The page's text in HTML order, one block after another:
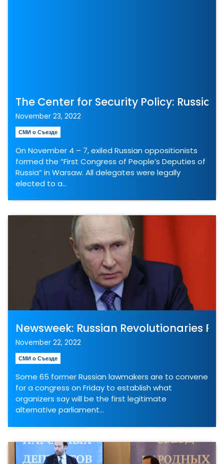
The Center for Security Policy:
November 23, 2022
СМИ о Съезде
On November 4 – 7, exiled Russian oppositionists
formed the “First Congress of People’s Deputies of
Russia” in Warsaw. All delegates were legally
elected to a…
Newsweek: Russian Revolutionaries
November 22, 2022
СМИ о Съезде
Some 65 former Russian lawmakers are to convene
for a congress on Friday to establish what
organizers say will be the first legitimate
alternative parliament…